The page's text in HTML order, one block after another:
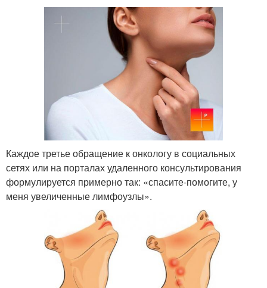
Каждое третье обращение к онкологу в социальных
сетях или на порталах удаленного консультирования
формулируется примерно так: «спасите-помогите, у
меня увеличенные лимфоузлы».